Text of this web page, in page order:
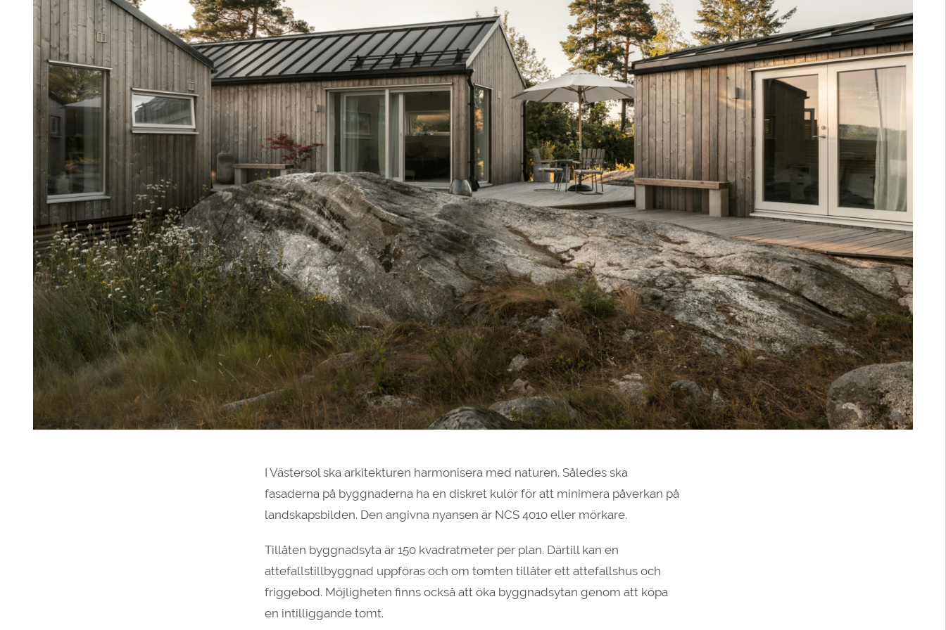
I Västersol ska arkitekturen harmonisera med naturen. Således ska
fasaderna på byggnaderna ha en diskret kulör för att minimera påverkan på
landskapsbilden. Den angivna nyansen är NCS 4010 eller mörkare.
Tillåten byggnadsyta är 150 kvadratmeter per plan. Därtill kan en
attefallstillbyggnad uppföras och om tomten tillåter ett attefallshus och
friggebod. Möjligheten finns också att öka byggnadsytan genom att köpa
en intilliggande tomt.